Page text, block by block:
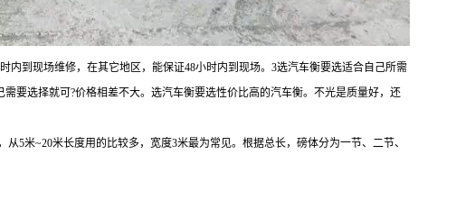
内到现场维修，在其它地区，能保证48小时内到现场。3选汽车衡要选适合自己所需
要选择就可?价格相差不大。选汽车衡要选性价比高的汽车衡。不光是质量好，还
5米~20米长度用的比较多，宽度3米最为常见。根据总长，磅体分为一节、二节、